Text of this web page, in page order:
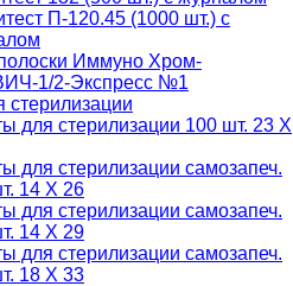
П-120.45 (1000 шт.) с
Иммуно Хром-
1/2-Экспресс №1
стерилизации
для стерилизации 100 шт. 23 Х
для стерилизации самозапеч.
14 Х 26
для стерилизации самозапеч.
14 Х 29
для стерилизации самозапеч.
18 Х 33